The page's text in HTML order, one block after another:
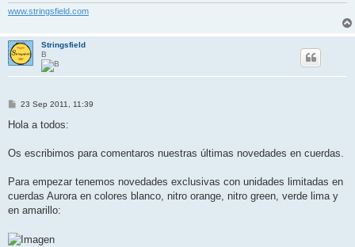
www.stringsfield.com
Stringsfield
B
M
n
j
23 Sep 2011, 11:39
Hola a todos:
Os escribimos para comentaros nuestras últimas novedades en cuerdas.
Para empezar tenemos novedades exclusivas con unidades limitadas en
cuerdas Aurora en colores blanco, nitro orange, nitro green, verde lima y
en amarillo: